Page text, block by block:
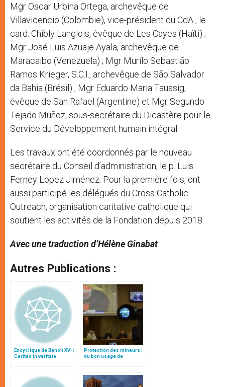
Mgr Oscar Urbina Ortega, archevêque de
Villavicencio (Colombie), vice-président du CdA ; le
card. Chibly Langlois, évêque de Les Cayes (Haïti) ;
Mgr José Luis Azuaje Ayala, archevêque de
Maracaibo (Venezuela) ; Mgr Murilo Sebastião
Ramos Krieger, S.C.I., archevêque de São Salvador
da Bahia (Brésil) ; Mgr Eduardo Maria Taussig,
évêque de San Rafael (Argentine) et Mgr Segundo
Tejado Muñoz, sous-secrétaire du Dicastère pour le
Service du Développement humain intégral.
Les travaux ont été coordonnés par le nouveau
secrétaire du Conseil d’administration, le p. Luis
Ferney López Jiménez. Pour la première fois, ont
aussi participé les délégués du Cross Catholic
Outreach, organisation caritative catholique qui
soutient les activités de la Fondation depuis 2018.
Avec une traduction d’Hélène Ginabat
Autres Publications :
Encyclique de Benoît XVI :
Caritas in veritate
Protection des mineurs :
du bon usage de